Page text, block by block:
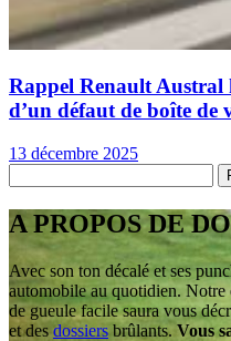
Rappel Renault Austral
d’un défaut de boîte de
13 décembre 2025
A PROPOS DE
Avec son ton décalé et ses
automobile au quotidien. Notre
de gueule facile saura vous
et des dossiers brûlants. Vous